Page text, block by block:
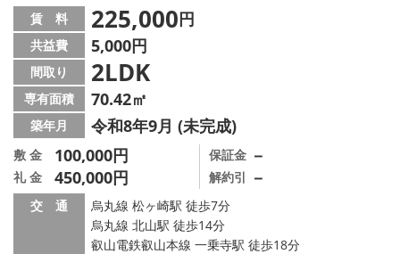
スタッフ紹介
賃貸管理の北白川店
店舗情報·アクセス
会社概要
メールでお問い合わせ
賃 料 225,000円
共益費 5,000円
間取り 2LDK
専有面積 70.42㎡
築年月 令和8年9月 (未完成)
敷 金 100,000円
礼 金 450,000円
保証金 －
解約引 －
交 通
烏丸線 松ヶ崎駅 徒歩7分
烏丸線 北山駅 徒歩14分
叡山電鉄叡山本線 一乗寺駅 徒歩18分